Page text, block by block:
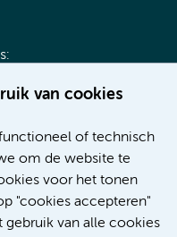
van cookies
of technisch
om de website te
voor het tonen
"cookies accepteren"
gebruik van alle cookies